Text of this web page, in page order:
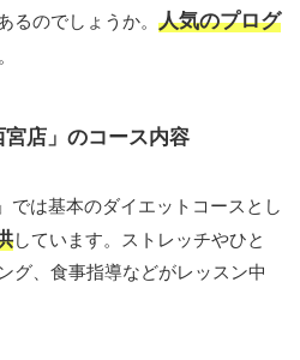
るのでしょうか。 人気のプログ
宮店」のコース内容
では基本のダイエットコースとし
しています。ストレッチやひと
グ、食事指導などがレッスン中